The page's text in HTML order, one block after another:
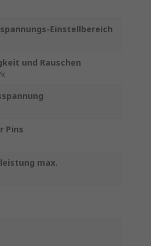
Einstellbereich
und Rauschen
Pins
max.